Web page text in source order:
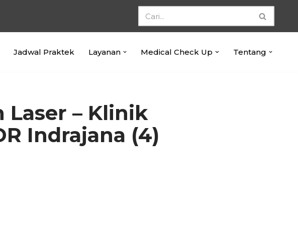
Jadwal Praktek Layanan Medical Check Up Tentang
Laser – Klinik
Indrajana (4)